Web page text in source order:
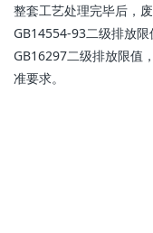
整套工艺处理完毕后，
GB14554-93二级排放限
GB16297二级排放限值
准要求。